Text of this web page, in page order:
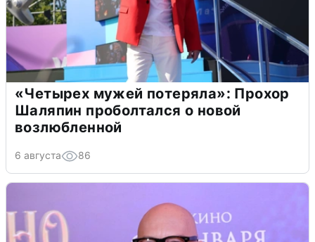
«Четырех мужей потеряла»: Прохор
Шаляпин проболтался о новой
возлюбленной
6 августа 86